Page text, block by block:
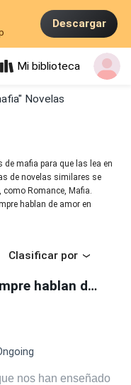
Descargar
Mi biblioteca
Novelas
mafia para que las lea en
de novelas similares se
como Romance, Mafia.
hablan de amor en
Clasificar por
Los libros no siempre hablan de amor
nos han enseñado